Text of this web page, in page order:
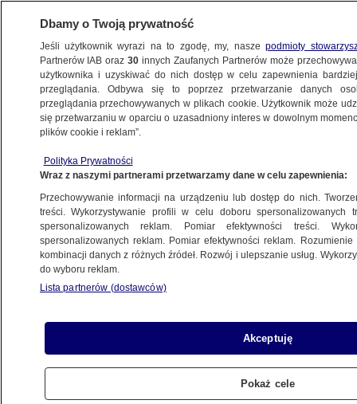
PARLAMENT EUROPEJSKI
Czarnecki zawieszony w PiS. Może
zostać wykluczony z partii
POLSKA
Morawiecki zrezygnował z funkcji
POLSKA
FAŁSZ
"Interwencja poselska"
Obajtka? Co może europoseł
Dbamy o Twoją prywatność
Jeśli użytkownik wyrazi na to zgodę, my, naszepodmioty
Partnerów IAB oraz30 innych Zaufanych Partnerów może
użytkownika i uzyskiwać do nich dostęp w celu zapewnienia
przeglądania. Odbywa się to poprzez przetwarzanie danych
przeglądania przechowywanych w plikach cookie. Użytkownik może
się przetwarzaniu w oparciu o uzasadniony interes w dowolnym
plików cookie i reklam”.
Polityka Prywatności
Wraz z naszymi partnerami przetwarzamy dane w celu zapewnienia:
Przechowywanie informacji na urządzeniu lub dostęp do nich.
treści. Wykorzystywanie profili w celu doboru spersonalizowanych
spersonalizowanych reklam. Pomiar efektywności treści.
spersonalizowanych reklam. Pomiar efektywności reklam.
kombinacji danych z różnych źródeł. Rozwój i ulepszanie usług.
do wyboru reklam.
Lista partnerów (dostawców)
Akceptuję
Pokaż cele